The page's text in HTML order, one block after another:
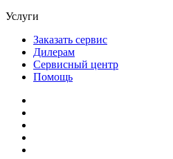
Услуги
Заказать сервис
Дилерам
Сервисный центр
Помощь